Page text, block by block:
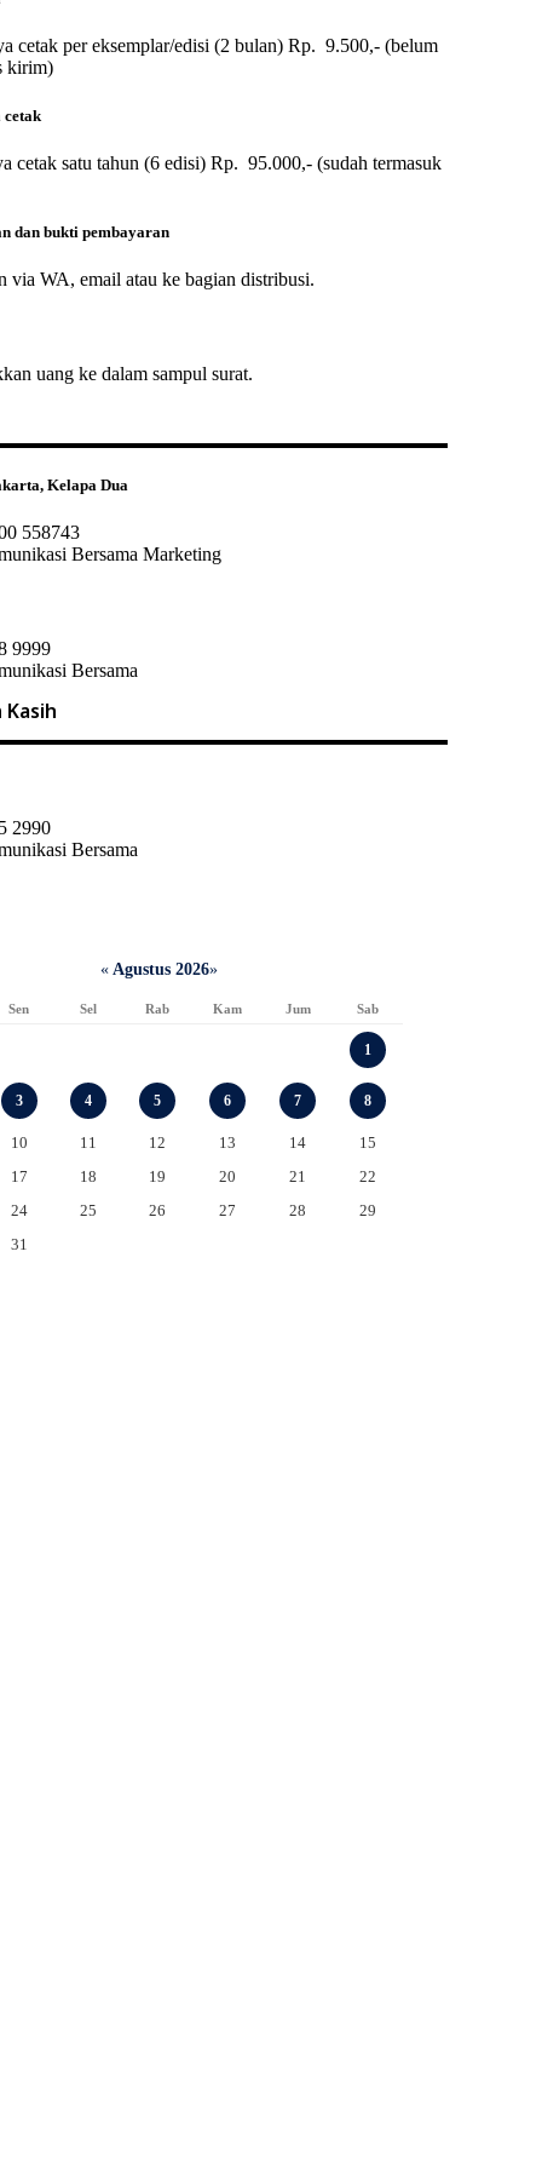
cetak per eksemplar/edisi (2 bulan) Rp. 9.500,- (belum
kirim)
cetak
cetak satu tahun (6 edisi) Rp. 95.000,- (sudah termasuk
dan bukti pembayaran
via WA, email atau ke bagian distribusi.
uang ke dalam sampul surat.
Kelapa Dua
558743
Bersama Marketing
9999
Bersama
2990
Bersama
« Agustus 2026»
Sen Sel Rab Kam Jum Sab
1
3 4 5 6 7 8
10 11 12 13 14
15
17 18 19 20 21
22
24 25 26 27 28
29
31